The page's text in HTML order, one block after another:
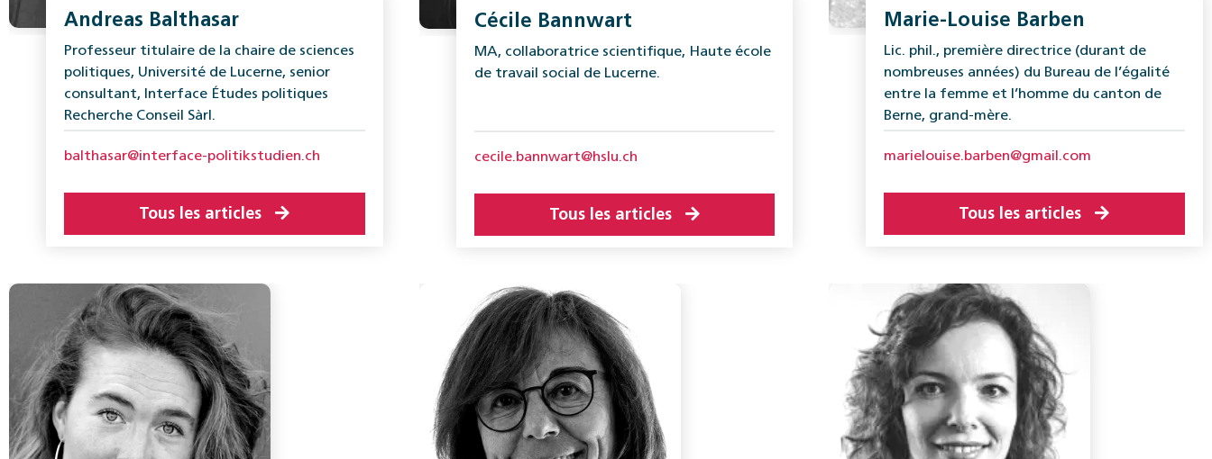
Andreas Balthasar
Professeur titulaire de la chaire de sciences
politiques, Université de Lucerne, senior
consultant, Interface Études politiques
Recherche Conseil Sàrl.
balthasar@interface-politikstudien.ch
Tous les articles
Cécile Bannwart
MA, collaboratrice scientifique, Haute école
de travail social de Lucerne.
cecile.bannwart@hslu.ch
Tous les articles
Marie-Louise Barben
Lic. phil., première directrice (durant de
nombreuses années) du Bureau de l’égalité
entre la femme et l’homme du canton de
Berne, grand-mère.
marielouise.barben@gmail.com
Tous les articles